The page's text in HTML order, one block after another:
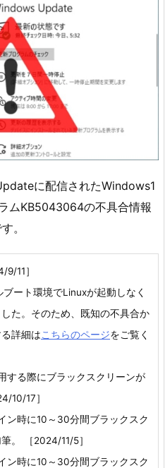
に配信されたWindows1
ムKB5043064の不具合情報
。
11］
ート環境でLinuxが起動しなく
た。そのため、既知の不具合か
詳細はこちらのページをご覧く
る際にブラックスクリーンが
10/17］
時に10～30分間ブラックスク
。 ［2024/11/5］
時に10～30分間ブラックスク